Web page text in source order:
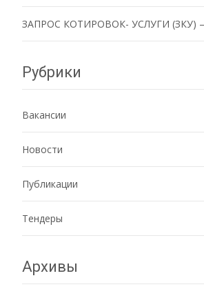
ЗАПРОС КОТИРОВОК- УСЛУГИ (ЗКУ)
Рубрики
Вакансии
Новости
Публикации
Тендеры
Архивы